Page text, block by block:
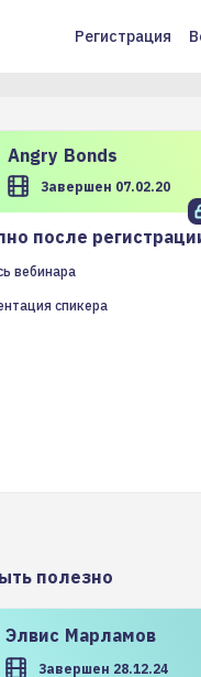
Меню
записи
Регистрация
Angry Bonds
Завершен 07.02.20
после
вебинара
спикера
полезно
Элвис Марламов
Завершен 28.12.24